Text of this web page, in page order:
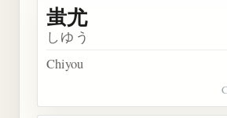
蚩尤
しゆう
Chiyou